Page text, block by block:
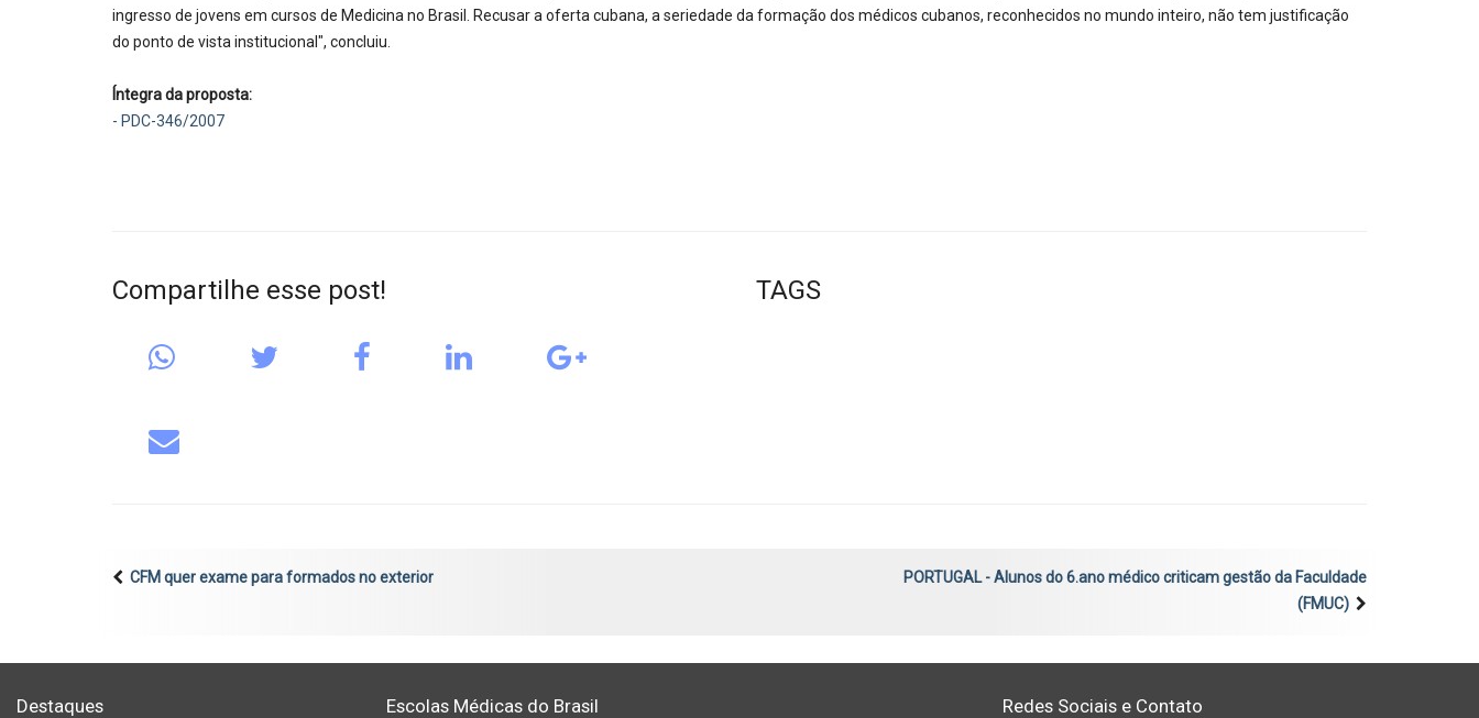
ingresso de jovens em cursos de Medicina no Brasil. Recusar a oferta cubana, a seriedade da formação dos médicos cubanos, reconhecidos no mundo inteiro, não tem justificação
do ponto de vista institucional", concluiu.
Íntegra da proposta:
- PDC-346/2007
Compartilhe esse post! TAGS
CFM quer exame para formados no exterior
PORTUGAL - Alunos do 6.ano médico criticam gestão da Faculdade
(FMUC)
Destaques Escolas Médicas do Brasil Redes Sociais e Contato